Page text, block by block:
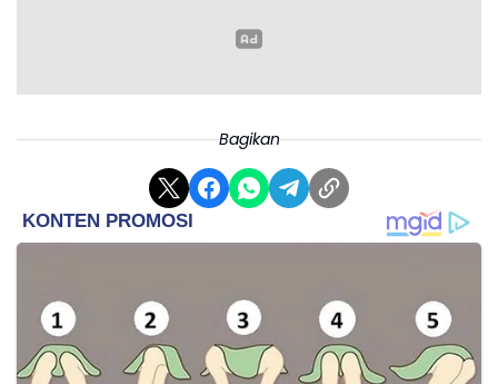
benda keras saat kegiatan nonton bareng
Bagikan